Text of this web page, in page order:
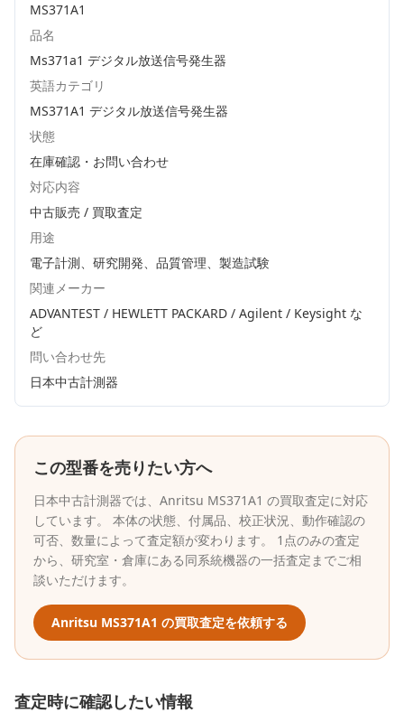
MS371A1
品名
Ms371a1 デジタル放送信号発生器
英語カテゴリ
MS371A1 デジタル放送信号発生器
状態
在庫確認・お問い合わせ
対応内容
中古販売 / 買取査定
用途
電子計測、研究開発、品質管理、製造試験
関連メーカー
ADVANTEST / HEWLETT PACKARD / Agilent / Keysight な
ど
問い合わせ先
日本中古計測器
この型番を売りたい方へ
日本中古計測器では、 Anritsu MS371A1 の買取査定に対応
しています。 本体の状態、付属品、校正状況、動作確認の
可否、数量によって査定額が変わります。 1点のみの査定
から、研究室・倉庫にある同系統機器の一括査定までご相
談いただけます。
Anritsu MS371A1 の買取査定を依頼する
査定時に確認したい情報